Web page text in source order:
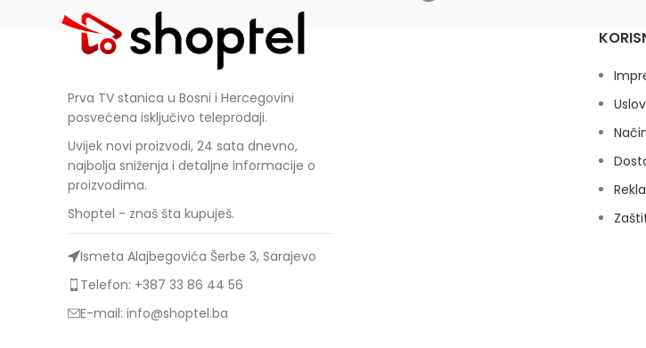
Prva TV stanica u Bosni i Hercegovini
posvećena isključivo teleprodaji.
Uvijek novi proizvodi, 24 sata dnevno,
najbolja sniženja i detaljne informacije o
proizvodima.
Shoptel - znaš šta kupuješ.
Ismeta Alajbegovića Šerbe 3, Sarajevo
Telefon: +387 33 86 44 56
E-mail: info@shoptel.ba